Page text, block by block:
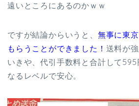
遠いところにあるのかｗｗ
ですが結論からいうと、 無事に東
もらうことができました！ 送料が
いきや、代引手数料と合計して
なるレベルで安心。